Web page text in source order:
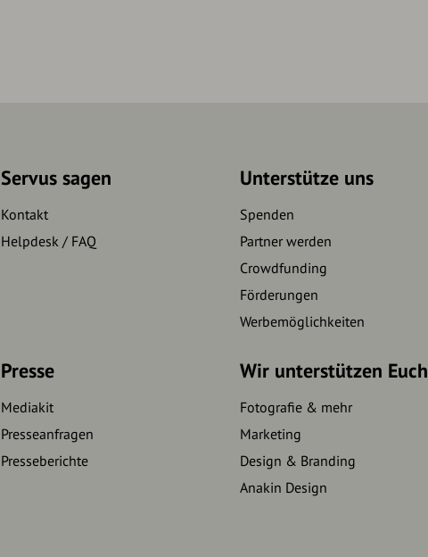
Servus sagen
Kontakt
Helpdesk / FAQ
Unterstütze uns
Spenden
Partner werden
Crowdfunding
Förderungen
Werbemöglichkeiten
Presse
Mediakit
Presseanfragen
Presseberichte
Wir unterstützen Euch
Fotografie & mehr
Marketing
Design & Branding
Anakin Design